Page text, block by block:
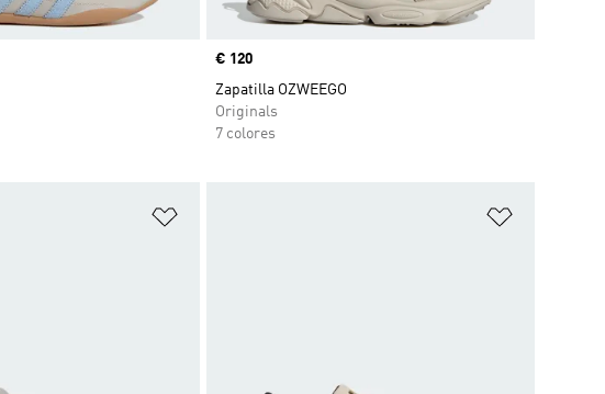
Precio
€ 120
Zapatilla OZWEEGO
Originals
7 colores